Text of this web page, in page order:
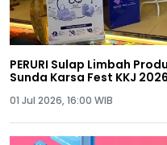
PERURI Sulap Limbah
Sunda Karsa Fest KKJ 2026
01 Jul 2026, 16:00 WIB